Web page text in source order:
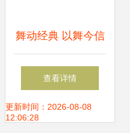
舞动经典 以舞今信
息为媒，重赏歌剧
名篇新境
查看详情
更新时间：2026-08-08
12:06:28